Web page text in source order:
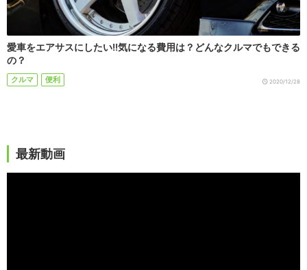
愛車をエアサスにしたい!!気になる費用は？どんなクルマでもできる
の？
クルマ 便利 2020/12/28
最新動画